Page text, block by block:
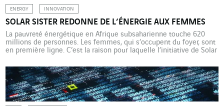
ENERGY INNOVATION
SOLAR SISTER REDONNE DE L’ÉNERGIE AUX FEMMES
La pauvreté énergétique en Afrique subsaharienne touche 620
millions de personnes. Les femmes, qui s’occupent du foyer, sont
en première ligne. C’est la raison pour laquelle l’initiative de Solar
énergies renouvelables offre des formations aux femmes de
Tanzanie et des régions rurales de l’Afrique pour qu’elles […]